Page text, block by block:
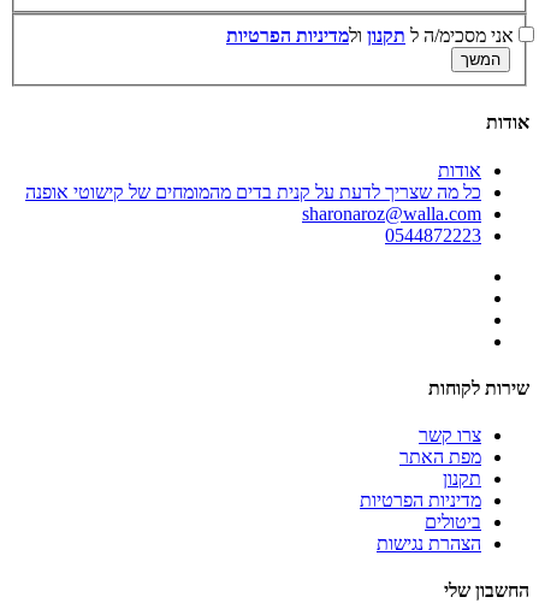
אני מסכימ/ה ל תקנון ולמדיניות הפרטיות
אודות
אודות
כל מה שצריך לדעת על קנית בדים מהמומחים של קישוטי אופנה
sharonaroz@walla.com
0544872223
שירות לקוחות
צרו קשר
מפת האתר
תקנון
מדיניות הפרטיות
ביטולים
הצהרת נגישות
החשבון שלי